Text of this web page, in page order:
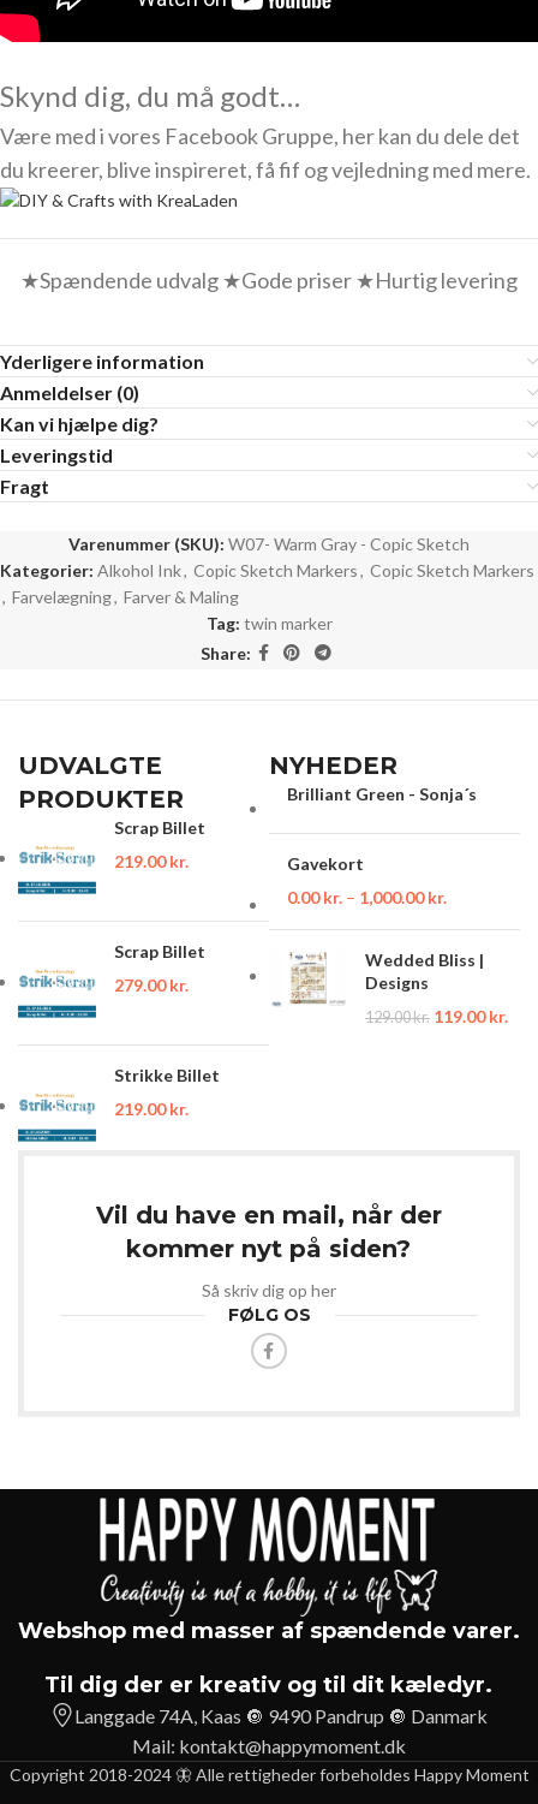
Skynd dig, du må godt…
Være med i vores Facebook Gruppe, her kan du dele det
du kreerer, blive inspireret, få fif og vejledning med mere.
★Spændende udvalg ★Gode priser ★Hurtig levering
Yderligere information
Anmeldelser (0)
Kan vi hjælpe dig?
Leveringstid
Fragt
Varenummer (SKU): W07- Warm Gray - Copic Sketch
Kategorier: Alkohol Ink, Copic Sketch Markers, Copic Sketch Markers
, Farvelægning, Farver & Maling
Tag: twin marker
Share:
UDVALGTE
PRODUKTER
Scrap Billet
219.00kr.
Scrap Billet
279.00kr.
Strikke Billet
219.00kr.
NYHEDER
Brilliant Green - Sonja´s
Gavekort
0.00kr. – 1,000.00kr.
Wedded Bliss |
Designs
129.00kr. 119.00kr.
Vil du have en mail, når der
kommer nyt på siden?
Så skriv dig op her
FØLG OS
Webshop med masser af spændende varer.
Til dig der er kreativ og til dit kæledyr.
Langgade 74A, Kaas 🔘 9490 Pandrup 🔘 Danmark
Mail: kontakt@happymoment.dk
Copyright 2018-2024 🦋 Alle rettigheder forbeholdes Happy Moment